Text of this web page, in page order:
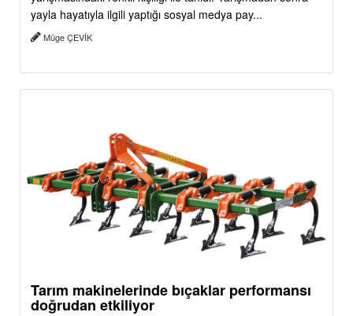
yayla hayatıyla ilgili yaptığı sosyal medya pay...
Müge ÇEVİK
Tarım makinelerinde bıçaklar performansı
doğrudan etkiliyor